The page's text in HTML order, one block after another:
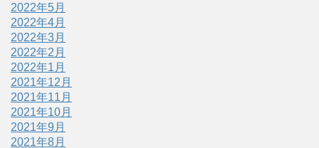
2022年5月
2022年4月
2022年3月
2022年2月
2022年1月
2021年12月
2021年11月
2021年10月
2021年9月
2021年8月